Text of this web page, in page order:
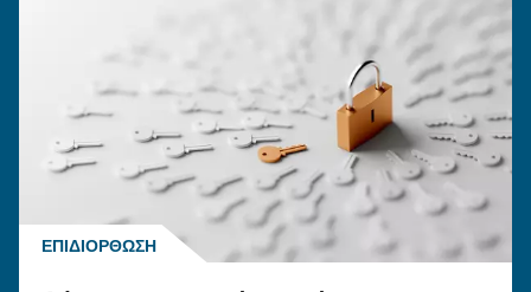
ΠΕΠΙΕΣΜΈΝΟΣ ΑΈΡΑΣ
Σωληνώσεις πεπιεσμένου